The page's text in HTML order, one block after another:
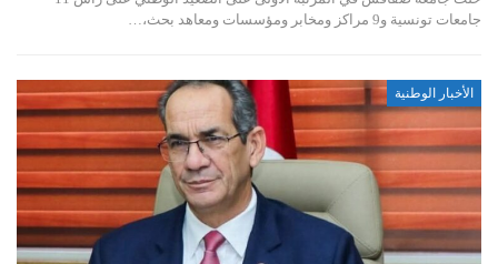
جامعات تونسية و9 مراكز ومخابر ومؤسسات ومعاهد بحث،…
الأخبار الوطنية